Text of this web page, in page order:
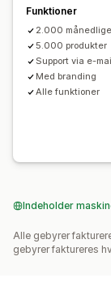
Sortering
Analyser
Indblik med
Analyser i realtid
Funktioner
2.000
5.000 produkter
Support via e-
Med branding
Alle funktioner
Indeholder
Alle gebyrer
gebyrer faktureres